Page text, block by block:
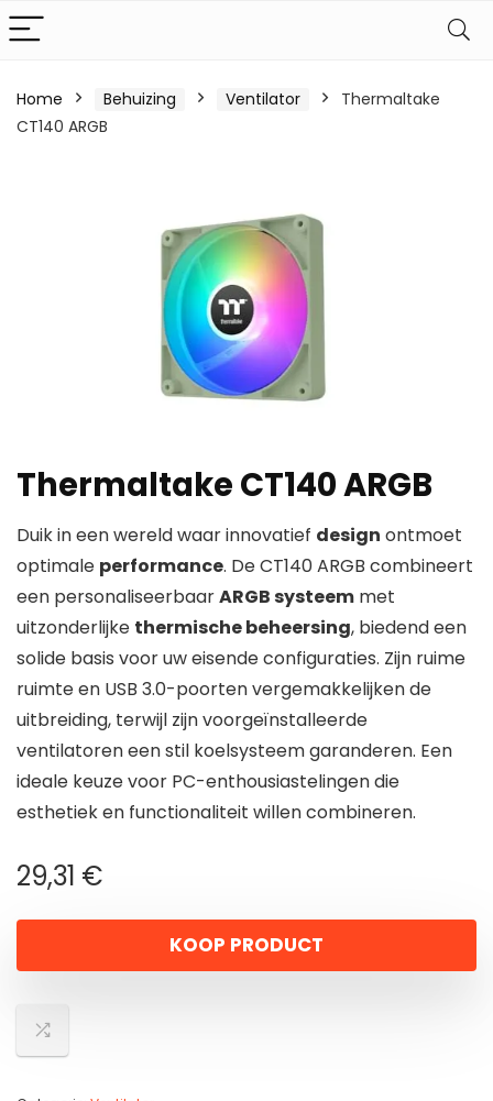
Home Behuizing Ventilator
Thermaltake
CT140 ARGB
Thermaltake CT140 ARGB
Duik in een wereld waar innovatief design ontmoet
optimale performance. De CT140 ARGB combineert
een personaliseerbaarARGB systeem met
uitzonderlijke thermische beheersing, biedend een
solide basis voor uw eisende configuraties. Zijn ruime
ruimte en USB 3.0-poorten vergemakkelijken de
uitbreiding, terwijl zijn voorgeïnstalleerde
ventilatoren een stil koelsysteem garanderen. Een
ideale keuze voor PC-enthousiastelingen die
esthetiek en functionaliteit willen combineren.
29,31 €
KOOP PRODUCT